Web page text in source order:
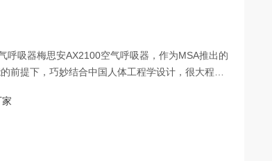
前提下，巧妙结合中国人体工程学设计，很大程度
操作等诸多改进，更进一步提高用户体验。可广泛